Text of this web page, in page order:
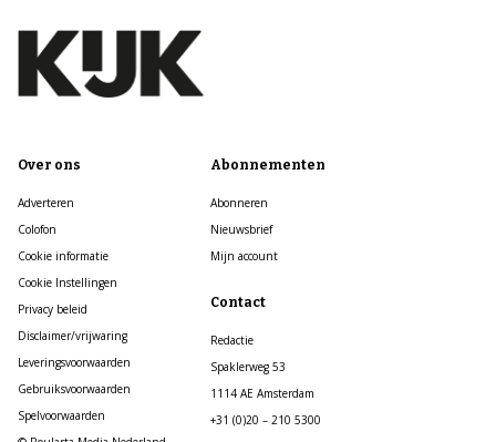
Over ons
Adverteren
Colofon
Cookie informatie
Cookie Instellingen
Privacy beleid
Disclaimer/vrijwaring
Leveringsvoorwaarden
Gebruiksvoorwaarden
Spelvoorwaarden
Abonnementen
Abonneren
Nieuwsbrief
Mijn account
Contact
Redactie
Spaklerweg 53
1114 AE Amsterdam
+31 (0)20 – 210 5300